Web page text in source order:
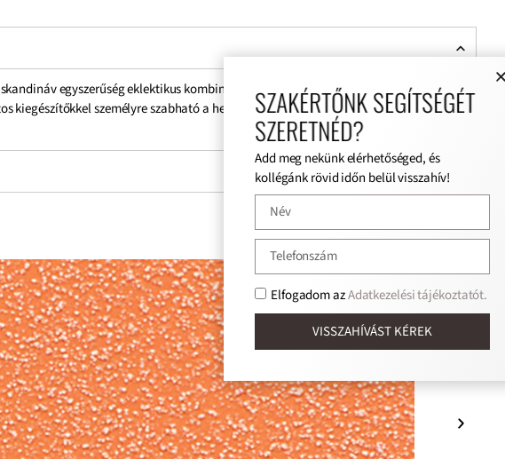
egyszerűség eklektikus kombinációjáig, továbbá retro hangulatú lakásig
kiegészítőkkel személyre szabható a helyiség.SZAKÉRTŐNK SEGÍTSÉGÉT
SZERETNÉD?
Add meg nekünk elérhetőséged, és
kollégánk rövid időn belül visszahív!
Elfogadom azAdatkezelési tájékoztatót.
VISSZAHÍVÁST KÉREK